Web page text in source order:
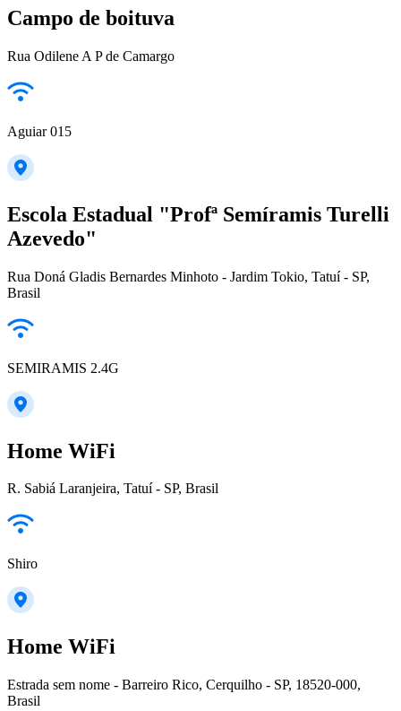
Campo de boituva
Rua Odilene A P de Camargo
Aguiar 015
Escola Estadual "Profª Semíramis Turelli
Azevedo"
Rua Doná Gladis Bernardes Minhoto - Jardim Tokio, Tatuí - SP,
Brasil
SEMIRAMIS 2.4G
Home WiFi
R. Sabiá Laranjeira, Tatuí - SP, Brasil
Shiro
Home WiFi
Estrada sem nome - Barreiro Rico, Cerquilho - SP, 18520-000,
Brasil